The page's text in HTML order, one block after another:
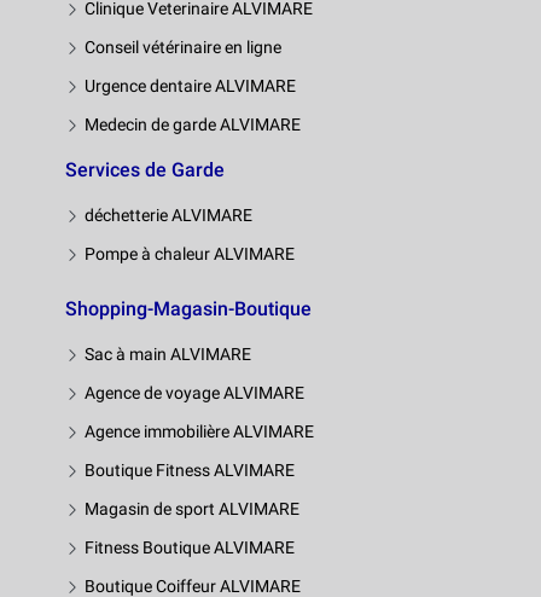
Clinique Veterinaire ALVIMARE
Conseil vétérinaire en ligne
Urgence dentaire ALVIMARE
Medecin de garde ALVIMARE
Services de Garde
déchetterie ALVIMARE
Pompe à chaleur ALVIMARE
Shopping-Magasin-Boutique
Sac à main ALVIMARE
Agence de voyage ALVIMARE
Agence immobilière ALVIMARE
Boutique Fitness ALVIMARE
Magasin de sport ALVIMARE
Fitness Boutique ALVIMARE
Boutique Coiffeur ALVIMARE